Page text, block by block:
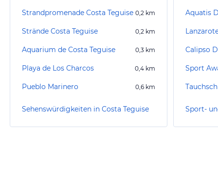
Strandpromenade Costa Teguise 0,2 km
Strände Costa Teguise 0,2 km
Aquarium de Costa Teguise 0,3 km
Playa de Los Charcos 0,4 km
Pueblo Marinero 0,6 km
Sehenswürdigkeiten in Costa Teguise
Aquatis
Calipso
Sport